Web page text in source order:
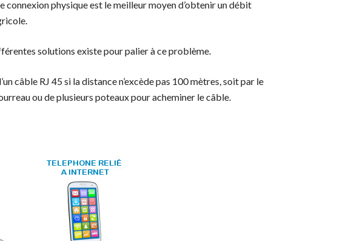
physique est le meilleur moyen d’obtenir un débit
solutions existe pour palier à ce problème.
câble RJ 45 si la distance n’excède pas 100 mètres, soit par le
ou de plusieurs poteaux pour acheminer le câble.